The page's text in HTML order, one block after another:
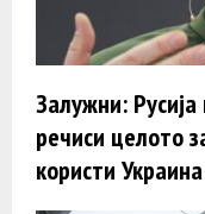
Залужни:
речиси целото
користи Украина